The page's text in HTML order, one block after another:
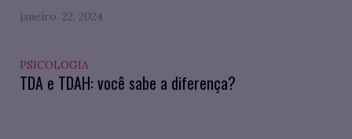
janeiro. 22, 2024
PSICOLOGIA
TDA e TDAH: você sabe a diferença?